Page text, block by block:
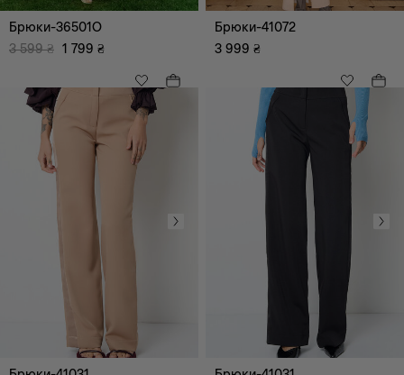
Всі
Пляжний
Діловий
Романтичний
Відпочинок (дозвілля)
Вечірній
Брюки-36501O
3 599 ₴ 1 799 ₴
Брюки-41072
3 999 ₴